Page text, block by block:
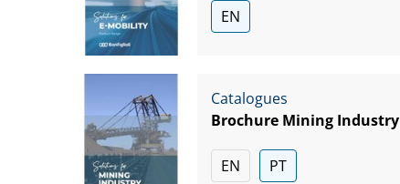
EN
Catalogues
Brochure Mining Industry
EN PT